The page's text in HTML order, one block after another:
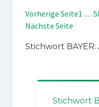
Vorherige Seite1 …
Nächste Seite
Stichwort
Stichwort